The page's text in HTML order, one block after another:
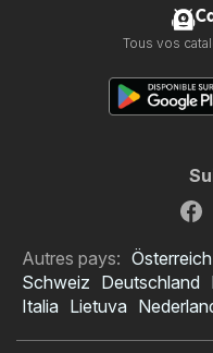
Tous vos
Autres pays: Österreich
Schweiz Deutschland
Italia Lietuva